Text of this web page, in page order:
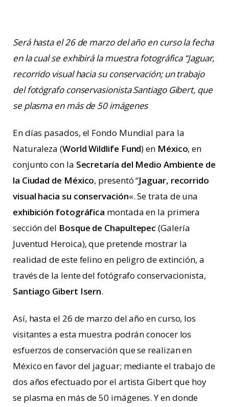
Será hasta el 26 de marzo del año en curso la fecha
en la cual se exhibirá la muestra fotográfica “Jaguar,
recorrido visual hacia su conservación; un trabajo
del fotógrafo conservasionista Santiago Gibert, que
se plasma en más de 50 imágenes
En días pasados, el Fondo Mundial para la
Naturaleza (World Wildlife Fund) en México, en
conjunto con la Secretaría del Medio Ambiente de
la Ciudad de México, presentó “Jaguar, recorrido
visual hacia su conservación«. Se trata de una
exhibición fotográfica montada en la primera
sección del Bosque de Chapultepec (Galería
Juventud Heroica), que pretende mostrar la
realidad de este felino en peligro de extinción, a
través de la lente del fotógrafo conservacionista,
Santiago Gibert Isern.
Así, hasta el 26 de marzo del año en curso, los
visitantes a esta muestra podrán conocer los
esfuerzos de conservación que se realizan en
México en favor del jaguar; mediante el trabajo de
dos años efectuado por el artista Gibert que hoy
se plasma en más de 50 imágenes. Y en donde